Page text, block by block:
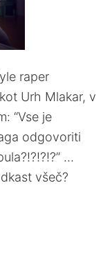
raper
Urh Mlakar, v
“Vse je
odgovoriti
…
všeč?